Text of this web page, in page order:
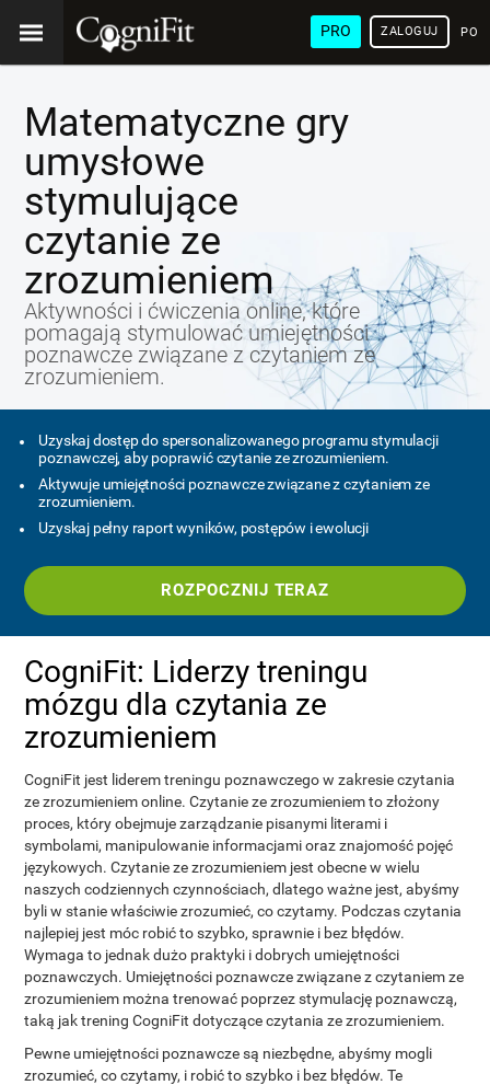
PRO ZALOGUJ
Matematyczne gry
umysłowe
stymulujące
czytanie ze
zrozumieniem
Aktywności i ćwiczenia online, które
pomagają stymulować umiejętności
poznawcze związane z czytaniem ze
zrozumieniem.
Uzyskaj dostęp do spersonalizowanego programu stymulacji
poznawczej, aby poprawić czytanie ze zrozumieniem.
Aktywuje umiejętności poznawcze związane z czytaniem ze
zrozumieniem.
Uzyskaj pełny raport wyników, postępów i ewolucji
ROZPOCZNIJ TERAZ
CogniFit: Liderzy treningu
mózgu dla czytania ze
zrozumieniem
CogniFit jest liderem treningu poznawczego w zakresie czytania
ze zrozumieniem online. Czytanie ze zrozumieniem to złożony
proces, który obejmuje zarządzanie pisanymi literami i
symbolami, manipulowanie informacjami oraz znajomość pojęć
językowych. Czytanie ze zrozumieniem jest obecne w wielu
naszych codziennych czynnościach, dlatego ważne jest, abyśmy
byli w stanie właściwie zrozumieć, co czytamy. Podczas czytania
najlepiej jest móc robić to szybko, sprawnie i bez błędów.
Wymaga to jednak dużo praktyki i dobrych umiejętności
poznawczych. Umiejętności poznawcze związane z czytaniem ze
zrozumieniem można trenować poprzez stymulację poznawczą,
taką jak trening CogniFit dotyczące czytania ze zrozumieniem.
Pewne umiejętności poznawcze są niezbędne, abyśmy mogli
zrozumieć, co czytamy, i robić to szybko i bez błędów. Te